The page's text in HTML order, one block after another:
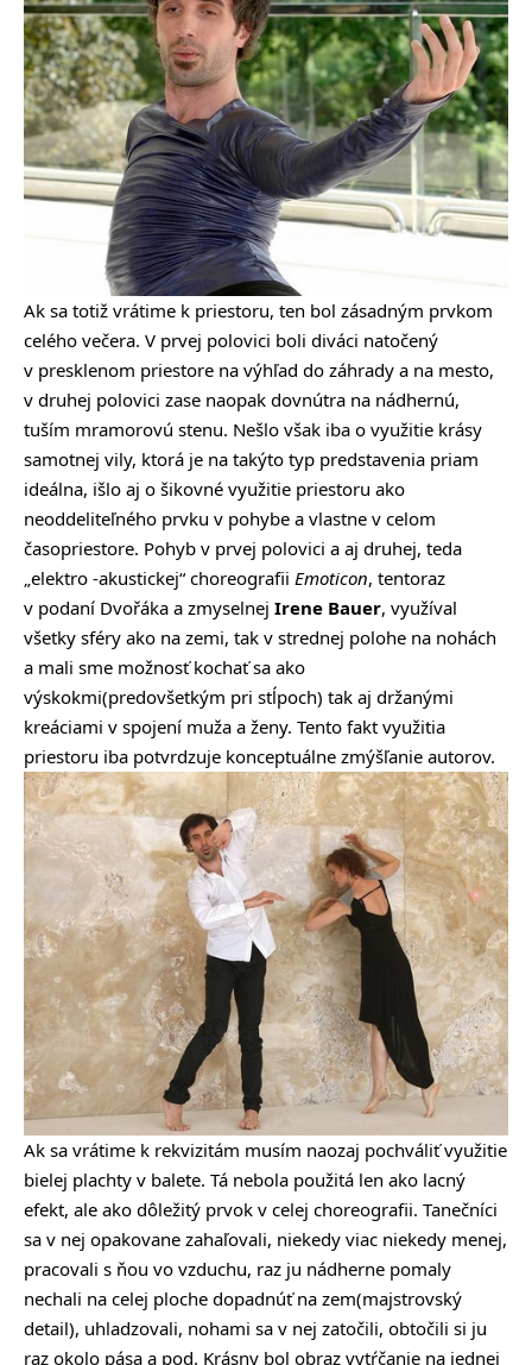
Ak sa totiž vrátime k priestoru, ten bol zásadným prvkom
celého večera. V prvej polovici boli diváci natočený
v presklenom priestore na výhľad do záhrady a na mesto,
v druhej polovici zase naopak dovnútra na nádhernú,
tuším mramorovú stenu. Nešlo však iba o využitie krásy
samotnej vily, ktorá je na takýto typ predstavenia priam
ideálna, išlo aj o šikovné využitie priestoru ako
neoddeliteľného prvku v pohybe a vlastne v celom
časopriestore. Pohyb v prvej polovici a aj druhej, teda
„elektro -akustickej“ choreografii Emoticon, tentoraz
v podaní Dvořáka a zmyselnej Irene Bauer, využíval
všetky sféry ako na zemi, tak v strednej polohe na nohách
a mali sme možnosť kochať sa ako
výskokmi(predovšetkým pri stĺpoch) tak aj držanými
kreáciami v spojení muža a ženy. Tento fakt využitia
priestoru iba potvrdzuje konceptuálne zmýšľanie autorov.
Ak sa vrátime k rekvizitám musím naozaj pochváliť využitie
bielej plachty v balete. Tá nebola použitá len ako lacný
efekt, ale ako dôležitý prvok v celej choreografii. Tanečníci
sa v nej opakovane zahaľovali, niekedy viac niekedy menej,
pracovali s ňou vo vzduchu, raz ju nádherne pomaly
nechali na celej ploche dopadnúť na zem(majstrovský
detail), uhladzovali, nohami sa v nej zatočili, obtočili si ju
raz okolo pása a pod. Krásny bol obraz vytŕčanie na jednej